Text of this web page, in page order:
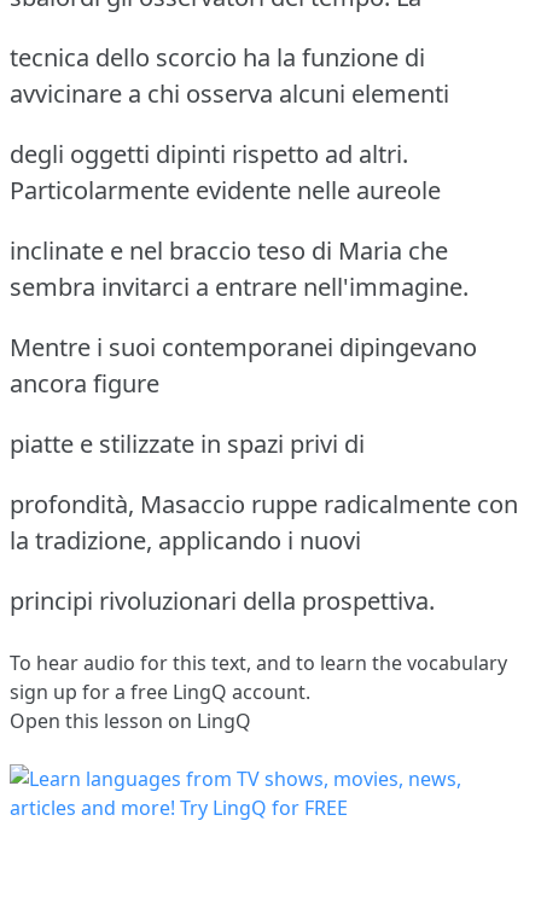
tecnica dello scorcio ha la funzione di
avvicinare a chi osserva alcuni elementi
degli oggetti dipinti rispetto ad altri.
Particolarmente evidente nelle aureole
inclinate e nel braccio teso di Maria che
sembra invitarci a entrare nell'immagine.
Mentre i suoi contemporanei dipingevano
ancora figure
piatte e stilizzate in spazi privi di
profondità, Masaccio ruppe radicalmente con
la tradizione, applicando i nuovi
principi rivoluzionari della prospettiva.
To hear audio for this text, and to learn the vocabulary
sign up for a free LingQ account.
Open this lesson on LingQ